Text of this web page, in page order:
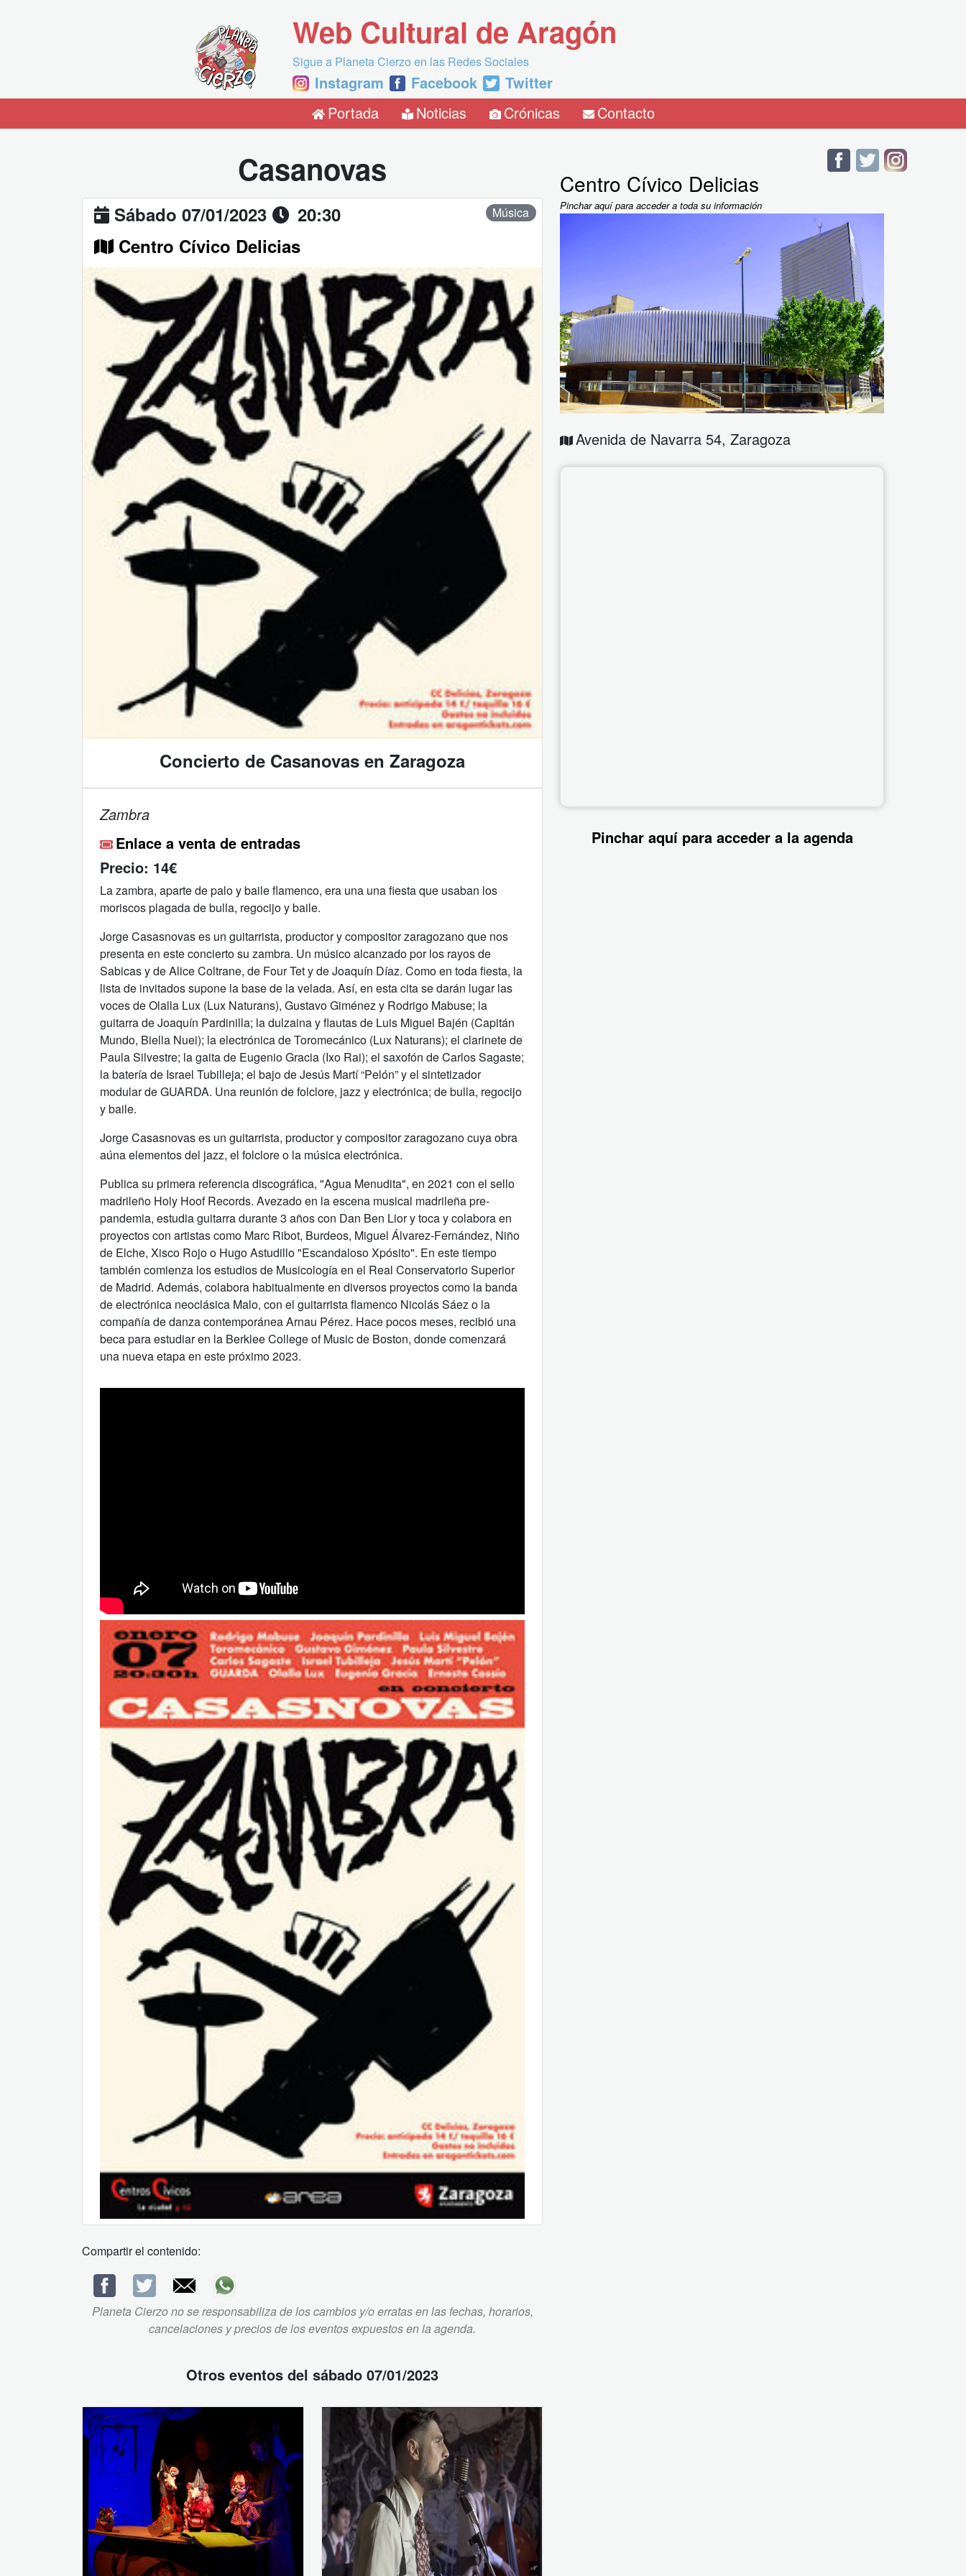
Web Cultural de Aragón
Sigue a Planeta Cierzo en las Redes Sociales
Instagram Facebook
Twitter
Portada
Noticias Crónicas Contacto
Casanovas
Sábado 07/01/2023
20:30
Centro Cívico Delicias
Música
Concierto de Casanovas en Zaragoza
Zambra
Enlace a venta de entradas
Precio: 14€
La zambra, aparte de palo y baile flamenco, era una una fiesta que usaban los
moriscos plagada de bulla, regocijo y baile.
Jorge Casasnovas es un guitarrista, productor y compositor zaragozano que nos
presenta en este concierto su zambra. Un músico alcanzado por los rayos de
Sabicas y de Alice Coltrane, de Four Tet y de Joaquín Díaz. Como en toda fiesta, la
lista de invitados supone la base de la velada. Así, en esta cita se darán lugar las
voces de Olalla Lux (Lux Naturans), Gustavo Giménez y Rodrigo Mabuse; la
guitarra de Joaquín Pardinilla; la dulzaina y flautas de Luis Miguel Bajén (Capitán
Mundo, Biella Nuei); la electrónica de Toromecánico (Lux Naturans); el clarinete de
Paula Silvestre; la gaita de Eugenio Gracia (Ixo Rai); el saxofón de Carlos Sagaste;
la batería de Israel Tubilleja; el bajo de Jesús Martí “Pelón” y el sintetizador
modular de GUARDA. Una reunión de folclore, jazz y electrónica; de bulla, regocijo
y baile.
Jorge Casasnovas es un guitarrista, productor y compositor zaragozano cuya obra
aúna elementos del jazz, el folclore o la música electrónica.
Publica su primera referencia discográfica, "Agua Menudita", en 2021 con el sello
madrileño Holy Hoof Records. Avezado en la escena musical madrileña pre-
pandemia, estudia guitarra durante 3 años con Dan Ben Lior y toca y colabora en
proyectos con artistas como Marc Ribot, Burdeos, Miguel Álvarez-Fernández, Niño
de Elche, Xisco Rojo o Hugo Astudillo "Escandaloso Xpósito". En este tiempo
también comienza los estudios de Musicología en el Real Conservatorio Superior
de Madrid. Además, colabora habitualmente en diversos proyectos como la banda
de electrónica neoclásica Malo, con el guitarrista flamenco Nicolás Sáez o la
compañía de danza contemporánea Arnau Pérez. Hace pocos meses, recibió una
beca para estudiar en la Berklee College of Music de Boston, donde comenzará
una nueva etapa en este próximo 2023.
Compartir el contenido:
Planeta Cierzo no se responsabiliza de los cambios y/o erratas en las fechas, horarios,
cancelaciones y precios de los eventos expuestos en la agenda.
Otros eventos del sábado 07/01/2023
Centro Cívico Delicias
Pinchar aquí para acceder a toda su información
Avenida de Navarra 54, Zaragoza
Pinchar aquí para acceder a la agenda